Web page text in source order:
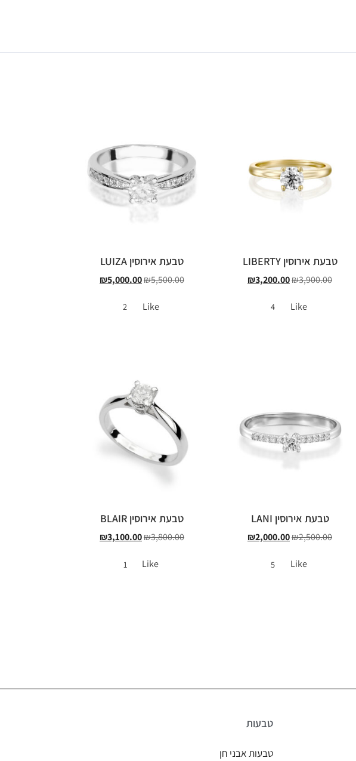
טבעת אירוסין LIBERTY
₪3,900.00
₪3,200.00
Like
4
טבעת אירוסין LUIZA
₪5,500.00
₪5,000.00
Like
2
טבעת אירוסין LANI
₪2,500.00
₪2,000.00
Like
5
טבעת אירוסין BLAIR
₪3,800.00
₪3,100.00
Like
1
טבעות
טבעות אבני חן